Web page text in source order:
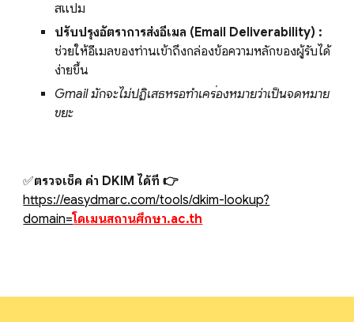
สแปม
ปรับปรุงอัตราการส่งอีเมล (Email Deliverability) :
ช่วยให้อีเมลของท่านเข้าถึงกล่องข้อความหลักของผู้รับได้
ง่ายขึ้น
Gmail มักจะไม่ปฏิเสธหรือทำเครื่องหมายว่าเป็นจดหมาย
ขยะ
✅ตรวจเช็ค ค่า DKIM ได้ที่ 👉
https://easydmarc.com/tools/dkim-lookup?
domain=โดเมนสถานศึกษา.ac.th